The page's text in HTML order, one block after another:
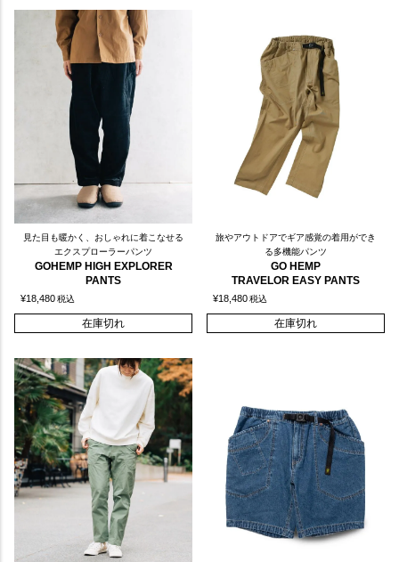
見た目も暖かく、おしゃれに着こなせる
エクスプローラーパンツ
GOHEMP HIGH EXPLORER
PANTS
¥18,480税込
在庫切れ
旅やアウトドアでギア感覚の着用ができ
る多機能パンツ
GO HEMP
TRAVELOR EASY PANTS
¥18,480税込
在庫切れ